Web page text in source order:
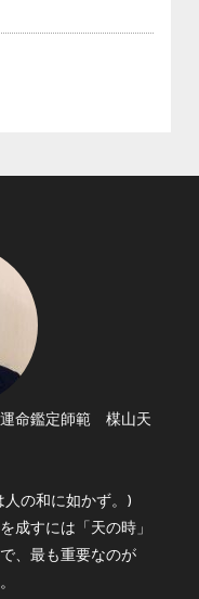
命鑑定師範 楳山天
の和に如かず。)
成すには「天の時」
、最も重要なのが